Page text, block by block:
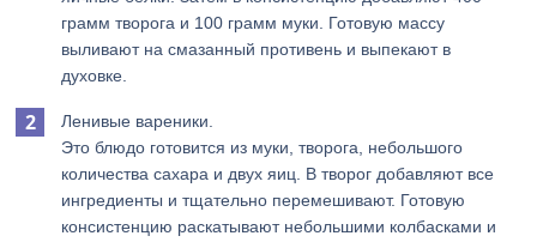
грамм творога и 100 грамм муки. Готовую массу
выливают на смазанный противень и выпекают в
духовке.
Ленивые вареники.
Это блюдо готовится из муки, творога, небольшого
количества сахара и двух яиц. В творог добавляют все
ингредиенты и тщательно перемешивают. Готовую
консистенцию раскатывают небольшими колбасками и